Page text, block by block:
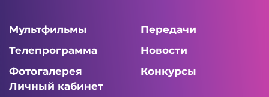
Мультфильмы
Передачи
Телепрограмма
Новости
Фотогалерея
Конкурсы
Личный кабинет